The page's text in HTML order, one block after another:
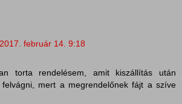
2017. február 14. 9:18
torta rendelésem, amit kiszállítás után
felvágni, mert a megrendelőnek fájt a szíve